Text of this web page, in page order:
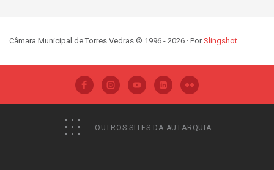
Câmara Municipal de Torres Vedras © 1996 - 2026 · PorSlingshot
OUTROS SITES DA AUTARQUIA